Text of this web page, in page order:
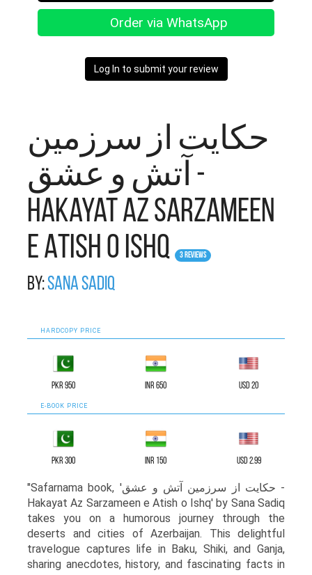
Order via WhatsApp
Log In to submit your review
حکایت از سرزمین
آتش و عشق -
Hakayat Az Sarzameen
e Atish o Ishq
3 Reviews
By:Sana Sadiq
HARDCOPY PRICE
PKR 950 INR 650 USD 20
E-BOOK PRICE
PKR 300 INR 150 USD 2.99
"Safarnama book, 'حکایت از سرزمین آتش و عشق -
Hakayat Az Sarzameen e Atish o Ishq' by Sana Sadiq
takes you on a humorous journey through the
deserts and cities of Azerbaijan. This delightful
travelogue captures life in Baku, Shiki, and Ganja,
sharing anecdotes, history, and fascinating facts in